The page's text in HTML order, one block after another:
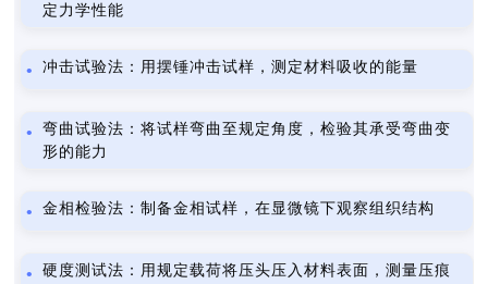
定力学性能
冲击试验法：用摆锤冲击试样，测定材料吸收的能量
弯曲试验法：将试样弯曲至规定角度，检验其承受弯曲变
形的能力
金相检验法：制备金相试样，在显微镜下观察组织结构
硬度测试法：用规定载荷将压头压入材料表面，测量压痕